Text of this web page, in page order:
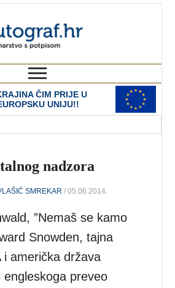
ČIM PRIJE U
UNIJU!!
nadzora
SMREKAR / 05.06.2014.
”Nemaš se kamo
Snowden, tajna
i američka država
engleskoga preveo